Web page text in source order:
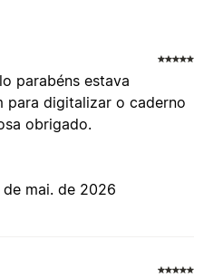
parabéns estava
para digitalizar o caderno
obrigado.
de mai. de 2026